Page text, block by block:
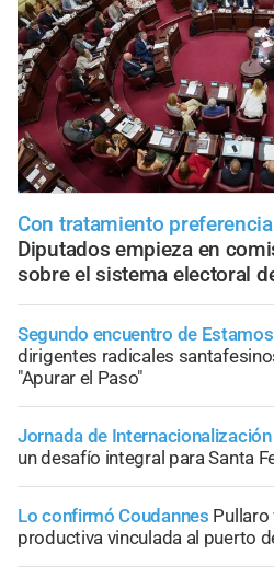
Con tratamiento
Diputados empieza en
sobre el sistema electoral
Segundo encuentro de
dirigentes radicales
"Apurar el Paso"
Jornada de Internacionalización
un desafío integral para Santa
Lo confirmó Coudannes Pullaro
productiva vinculada al puerto